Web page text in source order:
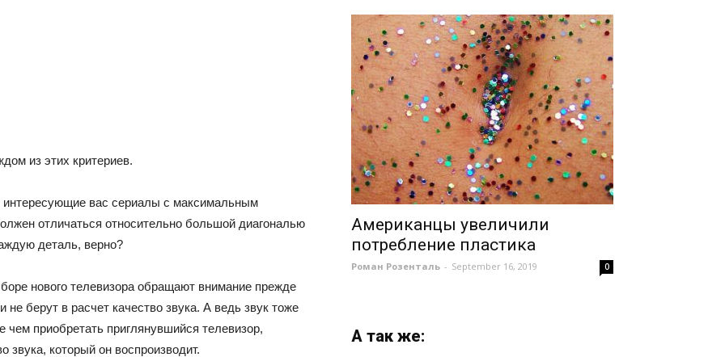
из этих критериев.
интересующие вас сериалы с максимальным
отличаться относительно большой диагональю
деталь, верно?
нового телевизора обращают внимание прежде
не берут в расчет качество звука. А ведь звук тоже
приобретать приглянувшийся телевизор,
звука, который он воспроизводит.
Американцы увеличили
потребление пластика
Роман Розенталь - September 16, 2019 0
А так же: